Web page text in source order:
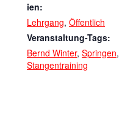
ien:
Lehrgang, Öffentlich
Veranstaltung-Tags:
Bernd Winter, Springen,
Stangentraining